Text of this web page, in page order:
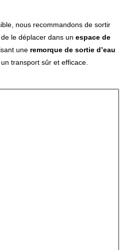
nous recommandons de sortir
le déplacer dans un espace de
une remorque de sortie d’eau
transport sûr et efficace.